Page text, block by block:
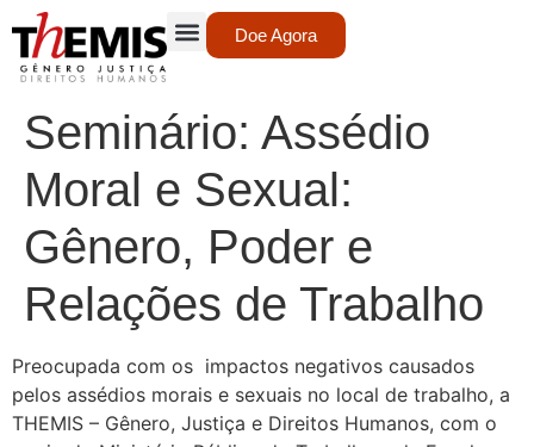
Doe Agora
Seminário: Assédio
Moral e Sexual:
Gênero, Poder e
Relações de Trabalho
Preocupada com os impactos negativos causados
pelos assédios morais e sexuais no local de trabalho, a
THEMIS – Gênero, Justiça e Direitos Humanos, com o